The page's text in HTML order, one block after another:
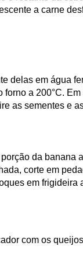
a carne
del as em água
forno a 200°C.
as sementes e
da banana
corte em
em frigideira
com os